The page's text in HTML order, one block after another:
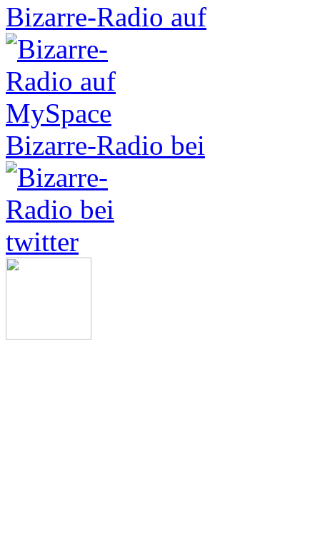
Bizarre-Radio auf
Bizarre-Radio bei